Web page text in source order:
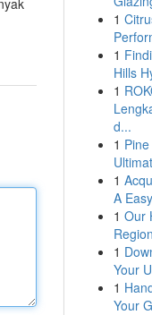
1
1
Hills
1
d...
1
1
A
1 Our
1
Your
1
Your